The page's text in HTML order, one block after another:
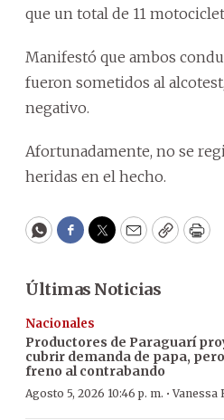
que un total de 11
Manifestó que ambos
fueron sometidos al
negativo.
Afortunadamente, no se
heridas en el hecho.
WhatsApp
Facebook
Twitter
EmailCopy
Últimas Noticias
Nacionales
Productores de Paraguarí
cubrir demanda de papa,
freno al contrabando
Agosto 5, 2026 10:46 p. m. ·Vanessa